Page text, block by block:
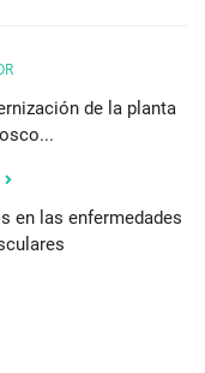
de la planta
en las enfermedades